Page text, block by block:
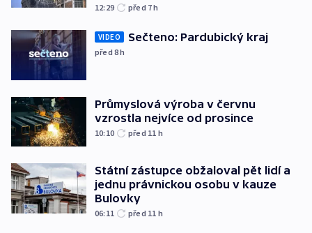
12:29 před 7h
VIDEO Sečteno: Pardubický kraj
před 8h
Průmyslová výroba v červnu
vzrostla nejvíce od prosince
10:10 před 11 h
Státní zástupce obžaloval pět lidí a
jednu právnickou osobu v kauze
Bulovky
06:11 před 11 h